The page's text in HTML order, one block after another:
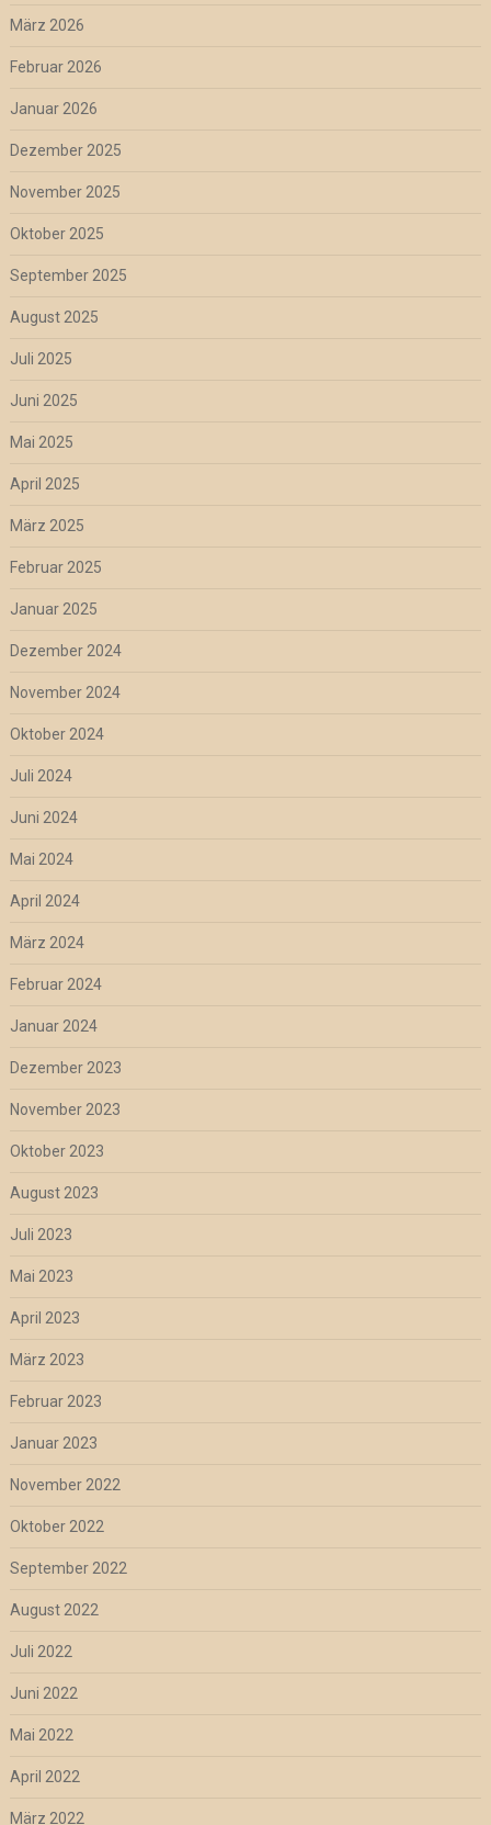
März 2026
Februar 2026
Januar 2026
Dezember 2025
November 2025
Oktober 2025
September 2025
August 2025
Juli 2025
Juni 2025
Mai 2025
April 2025
März 2025
Februar 2025
Januar 2025
Dezember 2024
November 2024
Oktober 2024
Juli 2024
Juni 2024
Mai 2024
April 2024
März 2024
Februar 2024
Januar 2024
Dezember 2023
November 2023
Oktober 2023
August 2023
Juli 2023
Mai 2023
April 2023
März 2023
Februar 2023
Januar 2023
November 2022
Oktober 2022
September 2022
August 2022
Juli 2022
Juni 2022
Mai 2022
April 2022
März 2022